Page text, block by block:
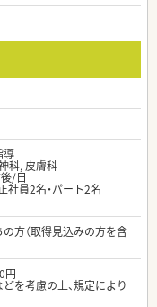
導
科, 皮膚科
/日
社員2名・パート2名
方（取得見込みの方を含
円
を考慮の上、規定により